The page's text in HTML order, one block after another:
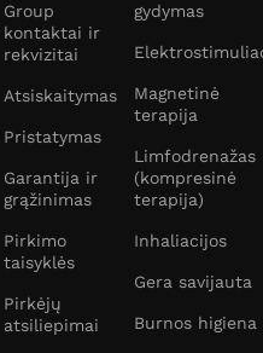
Group
kontaktai ir
rekvizitai
Atsiskaitymas
Pristatymas
Garantija ir
grąžinimas
Pirkimo
taisyklės
Pirkėjų
atsiliepimai
gydymas
Magnetinė
terapija
Limfodrenažas
(kompresinė
terapija)
Inhaliacijos
Gera savijauta
Burnos higiena